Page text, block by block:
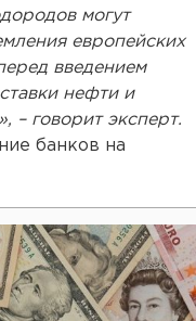
могут
европейских
введением
нефти и
– говорит эксперт.
банков на